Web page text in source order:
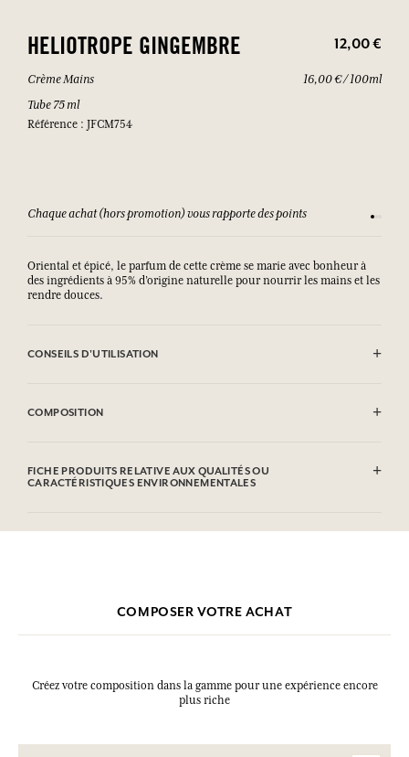
HELIOTROPE GINGEMBRE 12,00 €
Crème Mains
Tube 75 ml
Référence : JFCM754
16,00 € / 100ml
Chaque achat (hors promotion) vous rapporte des points
Oriental et épicé, le parfum de cette crème se marie avec bonheur à
des ingrédients à 95% d’origine naturelle pour nourrir les mains et les
rendre douces.
CONSEILS D'UTILISATION
COMPOSITION
Parkii (Shea) Butter, Glyceryl Stearate Se, Polyglyceryl-6 Distearate,
Prunus Armeniaca Kernel Oil, Parfum (Fragrance), Cetyl Alcohol,
FICHE PRODUITS RELATIVE AUX QUALITÉS OU
CARACTÉRISTIQUES ENVIRONNEMENTALES
Veuillez consulter les qualités ou caractéristiques environnementales
COMPOSER VOTRE ACHAT
Créez votre composition dans la gamme pour une expérience encore
plus riche